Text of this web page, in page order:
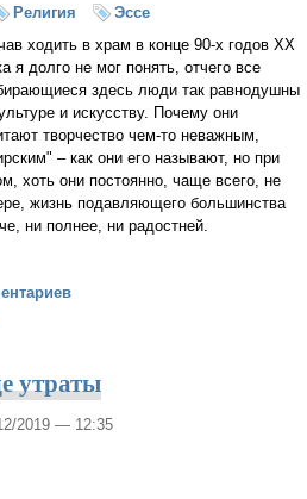
Религия
Эссе
ходить в храм в конце 90-х годов XX
я долго не мог понять, отчего все
здесь люди так равнодушны
и искусству. Почему они
творчество чем-то неважным,
– как они его называют, но при
хоть они постоянно, чаще всего, не
жизнь подавляющего большинства
ни полнее, ни радостней.
люди встречи с Богом?
утраты
2019 — 12:35